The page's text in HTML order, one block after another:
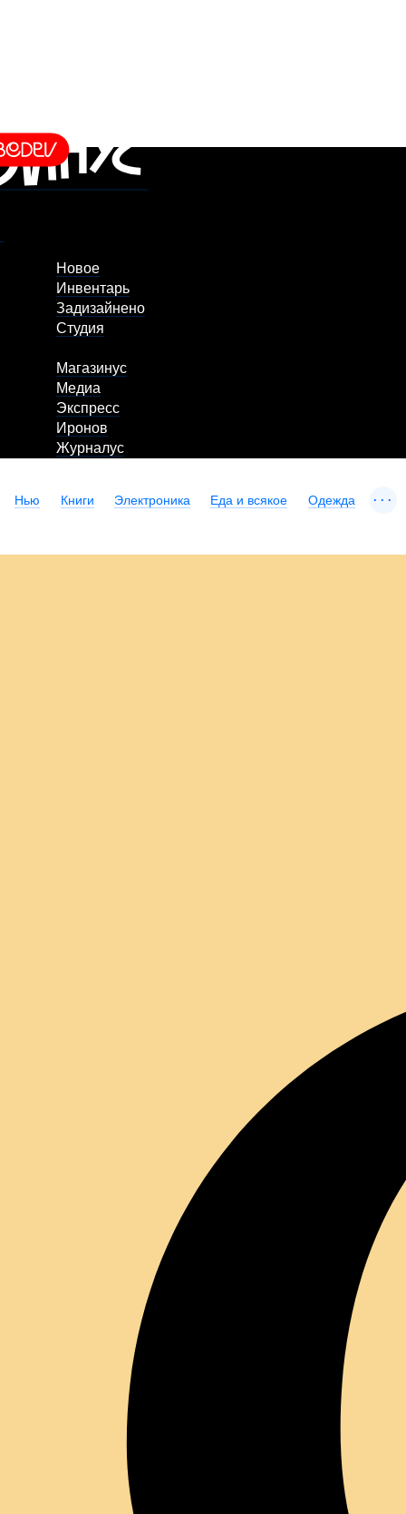
Новое
Инвентарь
Задизайнено
Студия
Магазинус
Медиа
Экспресс
Иронов
Журналус
Нью Книги Электроника Еда и всякое Одежда ...